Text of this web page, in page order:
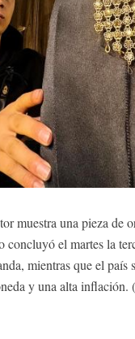
muestra una pieza de
el martes la
mientras que el país
y una alta